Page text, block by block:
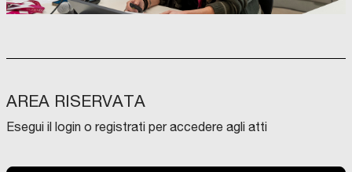
AREA RISERVATA
Esegui il login o registrati per accedere agli atti